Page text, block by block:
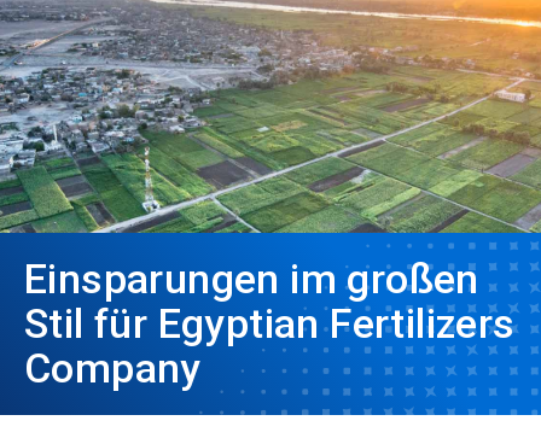
Einsparungen im großen
Stil für Egyptian Fertilizers
Company